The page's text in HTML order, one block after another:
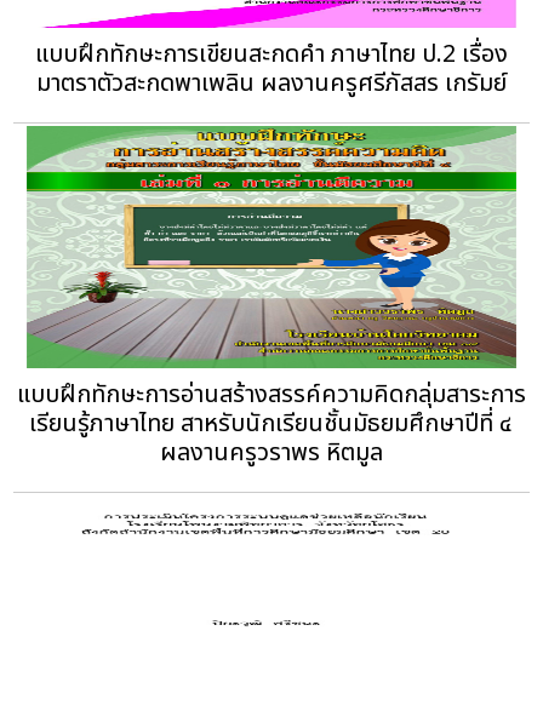
แบบฝึกทักษะการเขียนสะกดคำ ภาษาไทย ป.2 เรื่อง
มาตราตัวสะกดพาเพลิน ผลงานครูศรีภัสสร เกรัมย์
แบบฝึกทักษะการอ่านสร้างสรรค์ความคิดกลุ่มสาระการ
เรียนรู้ภาษาไทย สาหรับนักเรียนชั้นมัธยมศึกษาปีที่ ๔
ผลงานครูวราพร หิตมูล